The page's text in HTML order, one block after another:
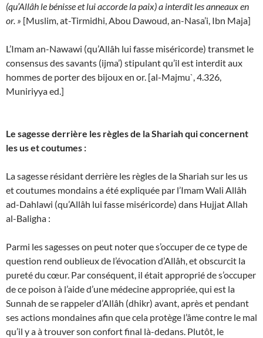
(qu’Allâh le bénisse et lui accorde la paix) a interdit les anneaux en
or. » [Muslim, at-Tirmidhi, Abou Dawoud, an-Nasa’i, Ibn Maja]
L’Imam an-Nawawi (qu’Allâh lui fasse miséricorde) transmet le
consensus des savants (ijma’) stipulant qu’il est interdit aux
hommes de porter des bijoux en or. [al-Majmu`, 4.326,
Muniriyya ed.]
Le sagesse derrière les règles de la Shariah qui concernent
les us et coutumes :
La sagesse résidant derrière les règles de la Shariah sur les us
et coutumes mondains a été expliquée par l’Imam Wali Allâh
ad-Dahlawi (qu’Allâh lui fasse miséricorde) dans Hujjat Allah
al-Baligha :
Parmi les sagesses on peut noter que s’occuper de ce type de
question rend oublieux de l’évocation d’Allâh, et obscurcit la
pureté du cœur. Par conséquent, il était approprié de s’occuper
de ce poison à l’aide d’une médecine appropriée, qui est la
Sunnah de se rappeler d’Allâh (dhikr) avant, après et pendant
ses actions mondaines afin que cela protège l’âme contre le mal
qu’il y a à trouver son confort final là-dedans. Plutôt, le